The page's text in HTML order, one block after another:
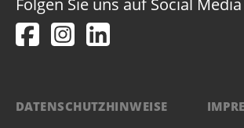
Folgen Sie uns auf Social Media
DATENSCHUTZHINWEISE